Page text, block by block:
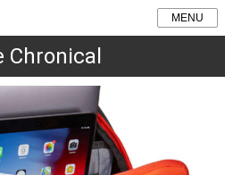
MENU
Chronical